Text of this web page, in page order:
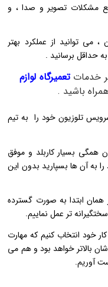
مشکلات تصویر و صدا ، و
می‌ توانید از عملکرد بهتر
حداقل برسانید .
خدماتتعمیرگاه لوازم
باشید .
تلوزیون خود را به تیم
همگی بسیار کاربلد و موفق
به آن ها بسپارید بدون این
همان ابتدا به صورت گسترده
تر عمل نماییم.
کار خود انتخاب کنیم که مهارت
شان بالاتر خواهد بود و هم می
آوریم.